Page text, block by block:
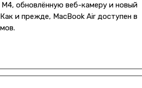
обновлённую веб-камеру и новый
и прежде, MacBook Air доступен в